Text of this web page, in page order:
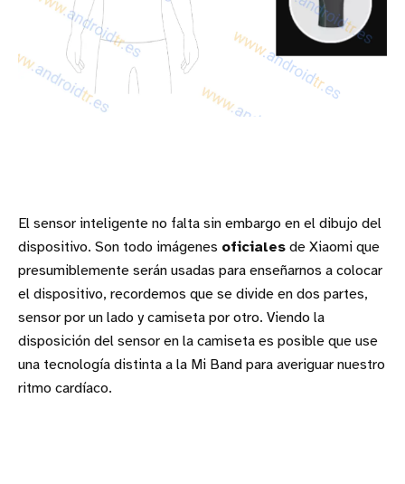
El sensor inteligente no falta sin embargo en el dibujo del
dispositivo. Son todo imágenes oficiales de Xiaomi que
presumiblemente serán usadas para enseñarnos a colocar
el dispositivo, recordemos que se divide en dos partes,
sensor por un lado y camiseta por otro. Viendo la
disposición del sensor en la camiseta es posible que use
una tecnología distinta a la Mi Band para averiguar nuestro
ritmo cardíaco.